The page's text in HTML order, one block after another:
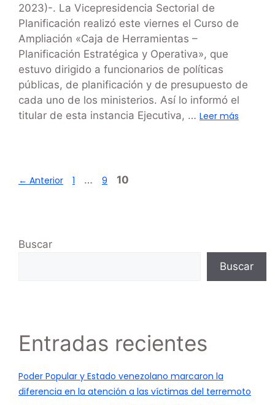
2023)-. La Vicepresidencia Sectorial de
Planificación realizó este viernes el Curso de
Ampliación «Caja de Herramientas –
Planificación Estratégica y Operativa», que
estuvo dirigido a funcionarios de políticas
públicas, de planificación y de presupuesto de
cada uno de los ministerios. Así lo informó el
titular de esta instancia Ejecutiva, … Leer más
← Anterior 1 … 9 10
Buscar
Buscar
Entradas recientes
Poder Popular y Estado venezolano marcaron la
diferencia en la atención a las víctimas del terremoto